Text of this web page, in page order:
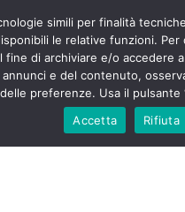
sono
senza
aggressioni
“tagli e
proclamato lo
Up contro
POLITICA STUDENTI
simili per finalità
le relative funzioni.
fine di archiviare e/o
e del contenuto,
preferenze. Usa il
Accetta
Rifiuta